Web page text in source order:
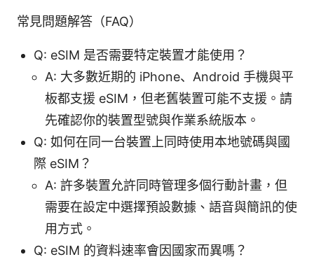
常見問題解答（FAQ）
Q: eSIM 是否需要特定裝置才能使用？
A: 大多數近期的 iPhone、Android 手機與平
板都支援 eSIM，但老舊裝置可能不支援。請
先確認你的裝置型號與作業系統版本。
Q: 如何在同一台裝置上同時使用本地號碼與國
際 eSIM？
A: 許多裝置允許同時管理多個行動計畫，但
需要在設定中選擇預設數據、語音與簡訊的使
用方式。
Q: eSIM 的資料速率會因國家而異嗎？